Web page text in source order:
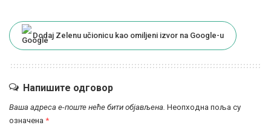
Dodaj Zelenu učionicu kao omiljeni izvor na Google-u
Напишите одговор
Ваша адреса е-поште неће бити објављена. Неопходна поља су
означена *